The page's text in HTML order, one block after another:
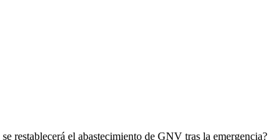
se restablecerá el abastecimiento de GNV tras la emergencia?